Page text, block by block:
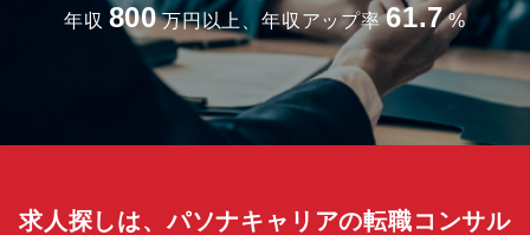
年収 800 万円以上、年収アップ率 61.7 %
求人探しは、パソナキャリアの転職コンサル